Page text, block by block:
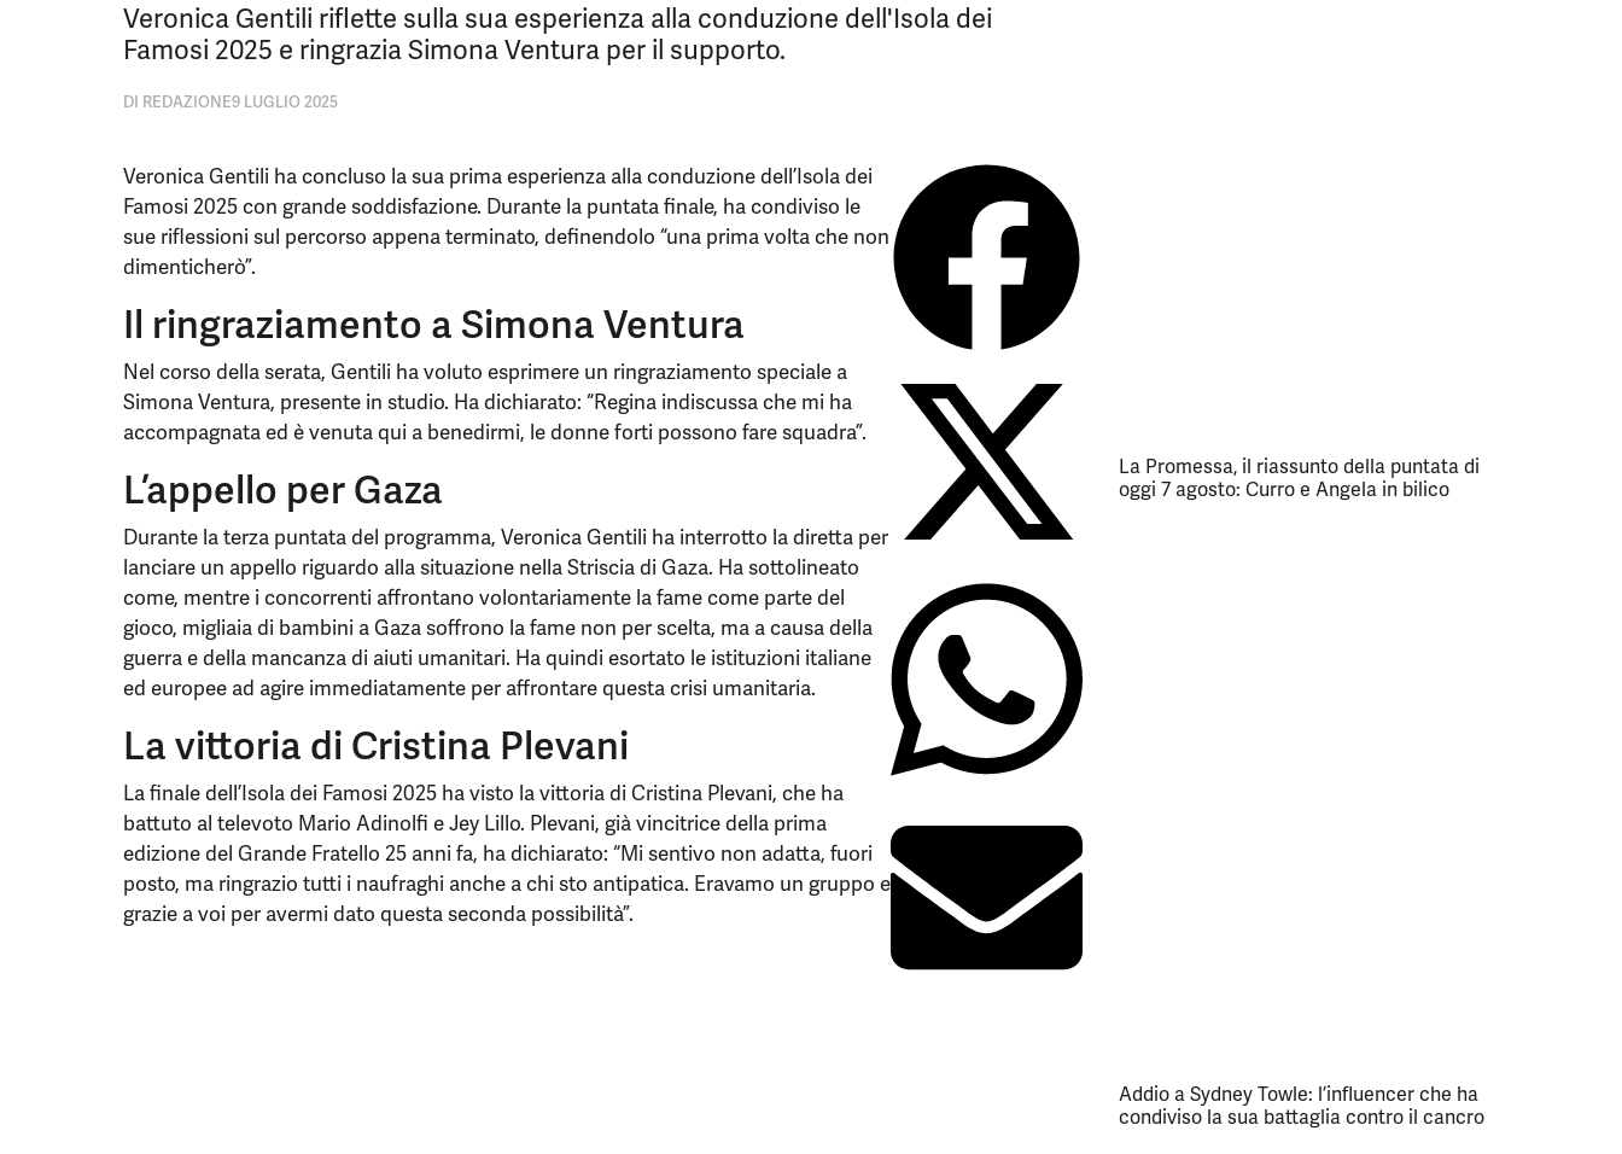
Veronica Gentili riflette sulla sua esperienza alla conduzione dell'Isola dei
Famosi 2025 e ringrazia Simona Ventura per il supporto.
DI REDAZIONE9 LUGLIO 2025
Veronica Gentili ha concluso la sua prima esperienza alla conduzione dell’Isola dei
Famosi 2025 con grande soddisfazione. Durante la puntata finale, ha condiviso le
sue riflessioni sul percorso appena terminato, definendolo “una prima volta che non
dimenticherò”.
Il ringraziamento a Simona Ventura
Nel corso della serata, Gentili ha voluto esprimere un ringraziamento speciale a
Simona Ventura, presente in studio. Ha dichiarato: “Regina indiscussa che mi ha
accompagnata ed è venuta qui a benedirmi, le donne forti possono fare squadra”.
L’appello per Gaza
Durante la terza puntata del programma, Veronica Gentili ha interrotto la diretta per
lanciare un appello riguardo alla situazione nella Striscia di Gaza. Ha sottolineato
come, mentre i concorrenti affrontano volontariamente la fame come parte del
gioco, migliaia di bambini a Gaza soffrono la fame non per scelta, ma a causa della
guerra e della mancanza di aiuti umanitari. Ha quindi esortato le istituzioni italiane
ed europee ad agire immediatamente per affrontare questa crisi umanitaria.
La vittoria di Cristina Plevani
La finale dell’Isola dei Famosi 2025 ha visto la vittoria di Cristina Plevani, che ha
battuto al televoto Mario Adinolfi e Jey Lillo. Plevani, già vincitrice della prima
edizione del Grande Fratello 25 anni fa, ha dichiarato: “Mi sentivo non adatta, fuori
posto, ma ringrazio tutti i naufraghi anche a chi sto antipatica. Eravamo un gruppo e
grazie a voi per avermi dato questa seconda possibilità”.
La Promessa, il riassunto della puntata di
oggi 7 agosto: Curro e Angela in bilico
Addio a Sydney Towle: l’influencer che ha
condiviso la sua battaglia contro il cancro